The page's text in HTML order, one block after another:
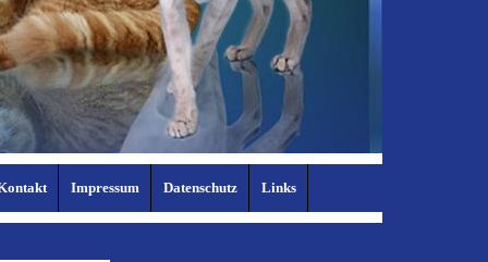
Impressum Datenschutz Links